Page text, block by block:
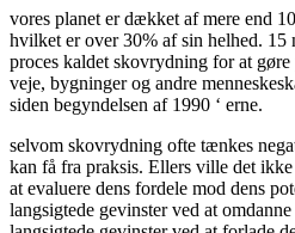
vores planet er dækket af mere end
hvilket er over 30% af sin helhed. 15
proces kaldet skovrydning for at
veje, bygninger og andre
siden begyndelsen af 1990 ‘ erne.
selvom skovrydning ofte tænkes
kan få fra praksis. Ellers ville det
at evaluere dens fordele mod dens
langsigtede gevinster ved at